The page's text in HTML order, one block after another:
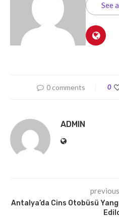
See
0 comments 0
ADMIN
Antalya’da Cins Otobüsü